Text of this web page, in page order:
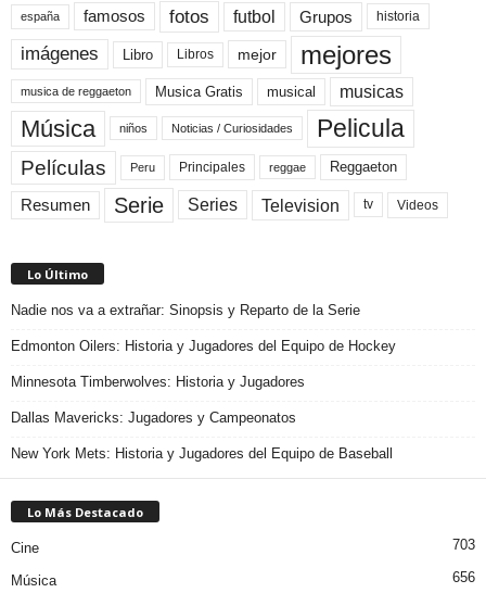
españa famosos fotos futbol Grupos historia
imágenes Libro Libros mejor mejores
musica de reggaeton Musica Gratis musical musicas
Música niños Noticias / Curiosidades Pelicula
Películas Peru Principales reggae Reggaeton
Resumen Serie Series Television tv Videos
Lo Último
Nadie nos va a extrañar: Sinopsis y Reparto de la Serie
Edmonton Oilers: Historia y Jugadores del Equipo de Hockey
Minnesota Timberwolves: Historia y Jugadores
Dallas Mavericks: Jugadores y Campeonatos
New York Mets: Historia y Jugadores del Equipo de Baseball
Lo Más Destacado
Cine 703
Música 656